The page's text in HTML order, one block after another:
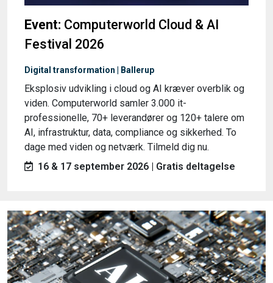
Event: Computerworld Cloud & AI
Festival 2026
Digital transformation | Ballerup
Eksplosiv udvikling i cloud og AI kræver overblik og
viden. Computerworld samler 3.000 it-
professionelle, 70+ leverandører og 120+ talere om
AI, infrastruktur, data, compliance og sikkerhed. To
dage med viden og netværk. Tilmeld dig nu.
16 & 17 september 2026 | Gratis deltagelse